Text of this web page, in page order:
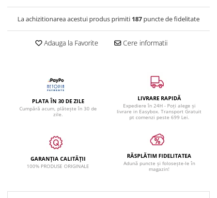
La achizitionarea acestui produs primiti 187 puncte de fidelitate
Adauga la Favorite Cere informatii
PLATA ÎN 30 DE ZILE
Cumpără acum, plătește în 30 de
zile.
LIVRARE RAPIDĂ
Expediere în 24H - Poți alege și
livrare in Easybox. Transport Gratuit
pt comenzi peste 699 Lei.
GARANȚIA CALITĂȚII
100% PRODUSE ORIGINALE
RĂSPLĂTIM FIDELITATEA
Adună puncte și folosește-le în
magazin!